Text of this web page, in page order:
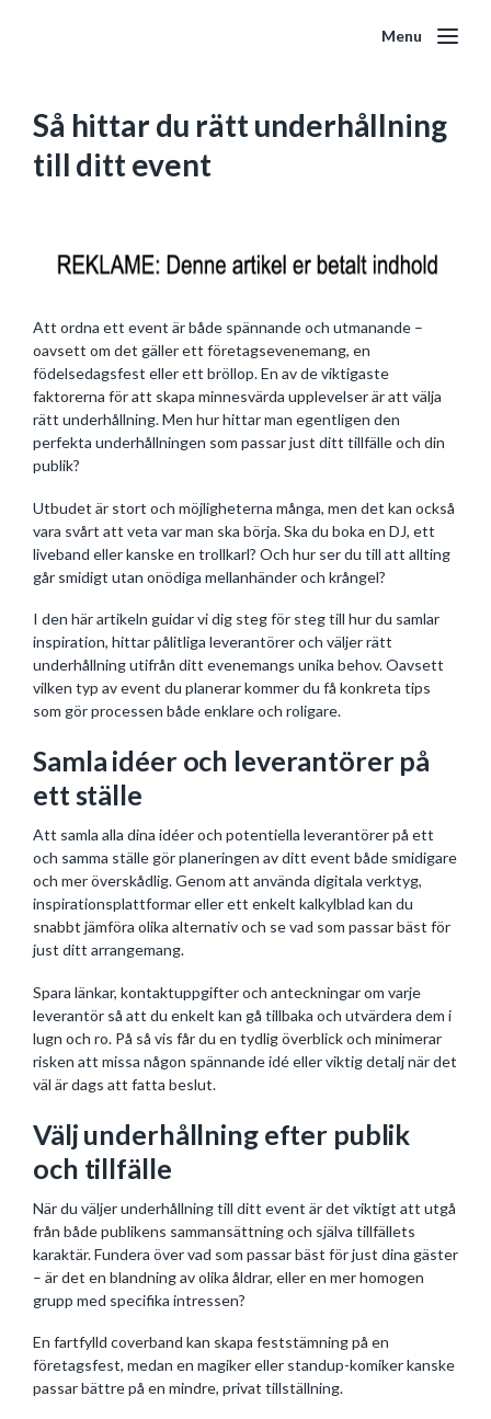
Menu
Så hittar du rätt underhållning
till ditt event
Att ordna ett event är både spännande och utmanande –
oavsett om det gäller ett företagsevenemang, en
födelsedagsfest eller ett bröllop. En av de viktigaste
faktorerna för att skapa minnesvärda upplevelser är att välja
rätt underhållning. Men hur hittar man egentligen den
perfekta underhållningen som passar just ditt tillfälle och din
publik?
Utbudet är stort och möjligheterna många, men det kan också
vara svårt att veta var man ska börja. Ska du boka en DJ, ett
liveband eller kanske en trollkarl? Och hur ser du till att allting
går smidigt utan onödiga mellanhänder och krångel?
I den här artikeln guidar vi dig steg för steg till hur du samlar
inspiration, hittar pålitliga leverantörer och väljer rätt
underhållning utifrån ditt evenemangs unika behov. Oavsett
vilken typ av event du planerar kommer du få konkreta tips
som gör processen både enklare och roligare.
Samla idéer och leverantörer på
ett ställe
Att samla alla dina idéer och potentiella leverantörer på ett
och samma ställe gör planeringen av ditt event både smidigare
och mer överskådlig. Genom att använda digitala verktyg,
inspirationsplattformar eller ett enkelt kalkylblad kan du
snabbt jämföra olika alternativ och se vad som passar bäst för
just ditt arrangemang.
Spara länkar, kontaktuppgifter och anteckningar om varje
leverantör så att du enkelt kan gå tillbaka och utvärdera dem i
lugn och ro. På så vis får du en tydlig överblick och minimerar
risken att missa någon spännande idé eller viktig detalj när det
väl är dags att fatta beslut.
Välj underhållning efter publik
och tillfälle
När du väljer underhållning till ditt event är det viktigt att utgå
från både publikens sammansättning och själva tillfällets
karaktär. Fundera över vad som passar bäst för just dina gäster
– är det en blandning av olika åldrar, eller en mer homogen
grupp med specifika intressen?
En fartfylld coverband kan skapa feststämning på en
företagsfest, medan en magiker eller standup-komiker kanske
passar bättre på en mindre, privat tillställning.